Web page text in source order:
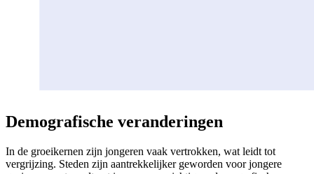
Demografische veranderingen
In de groeikernen zijn jongeren vaak vertrokken, wat leidt tot
vergrijzing. Steden zijn aantrekkelijker geworden voor jongere